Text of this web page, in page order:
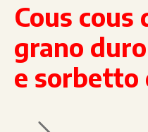
Cous cous
grano
e sorbetto